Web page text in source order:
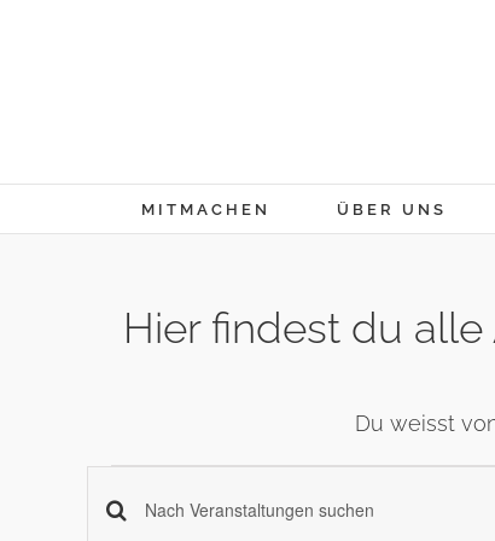
MITMACHEN ÜBER UNS
Hier findest du
Du weisst
Schlüsselwort